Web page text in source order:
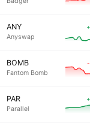
ANY
Anyswap
BOMB
Fantom Bomb
PAR
Parallel